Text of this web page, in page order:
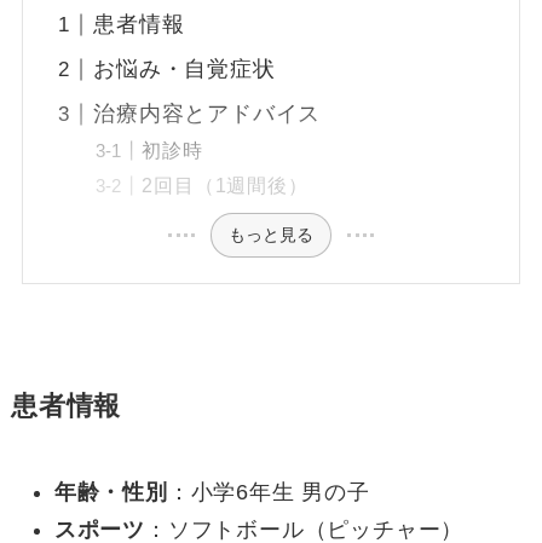
患者情報
お悩み・自覚症状
治療内容とアドバイス
初診時
2回目（1週間後）
もっと見る
患者情報
年齢・性別
：小学6年生 男の子
スポーツ ：ソフトボール（ピッチャー）